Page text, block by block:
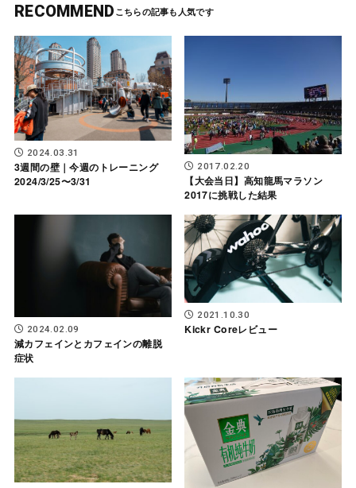
RECOMMEND
2024.03.31
3週間の壁｜今週のトレーニング
2024/3/25〜3/31
2017.02.20
【大会当日】高知龍馬マラソン
2017に挑戦した結果
2024.02.09
減カフェインとカフェインの離脱
症状
2021.10.30
Kickr Coreレビュー